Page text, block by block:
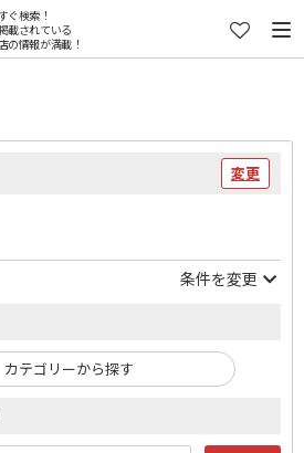
ぐ検索！
載されている
の情報が満載！
変更
条件を変更
カテゴリーから探す